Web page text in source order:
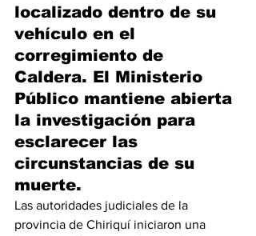
localizado dentro de su
vehículo en el
corregimiento de
Caldera. El Ministerio
Público mantiene abierta
la investigación para
esclarecer las
circunstancias de su
muerte.
Las autoridades judiciales de la
provincia de Chiriquí iniciaron una